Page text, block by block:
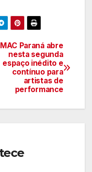
MAC Paraná abre
nesta segunda
espaço inédito e
contínuo para
artistas de
performance